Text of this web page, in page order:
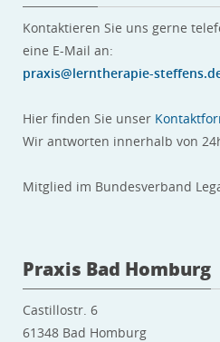
Kontaktieren Sie uns gerne
eine E-Mail an:
praxis@lerntherapie-
Hier finden Sie unser
Wir antworten innerhalb von
Mitglied im Bundesverband
Praxis Bad Homburg
Castillostr. 6
61348 Bad Homburg